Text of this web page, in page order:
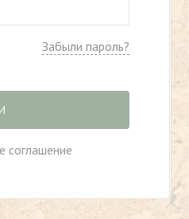
Забыли пароль?
соглашение